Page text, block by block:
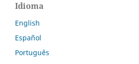
Idioma
English
Español
Português